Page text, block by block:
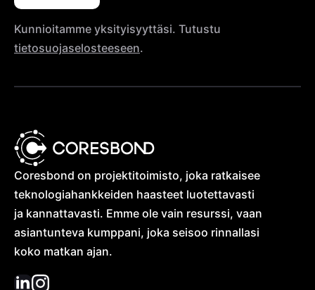
Kunnioitamme yksityisyyttäsi. Tutustu
tietosuojaselosteeseen.
Coresbond on projektitoimisto, joka ratkaisee
teknologia­hankkeiden haasteet luotettavasti
ja kannattavasti. Emme ole vain resurssi, vaan
asiantunteva kumppani, joka seisoo rinnallasi
koko matkan ajan.